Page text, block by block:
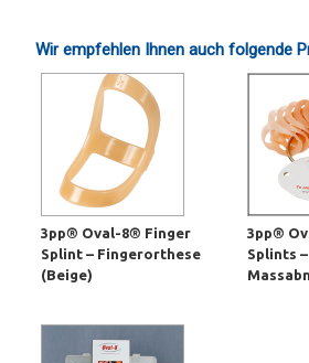
Wir empfehlen Ihnen auch folgende
3pp® Oval-8® Finger
Splint – Fingerorthese
(Beige)
3pp®
Splints